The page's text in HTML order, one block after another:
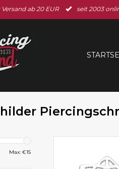
ab 20 EUR seit 2003
Max: €15